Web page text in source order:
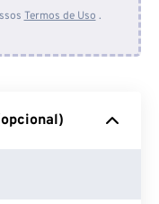
Termos de Uso .